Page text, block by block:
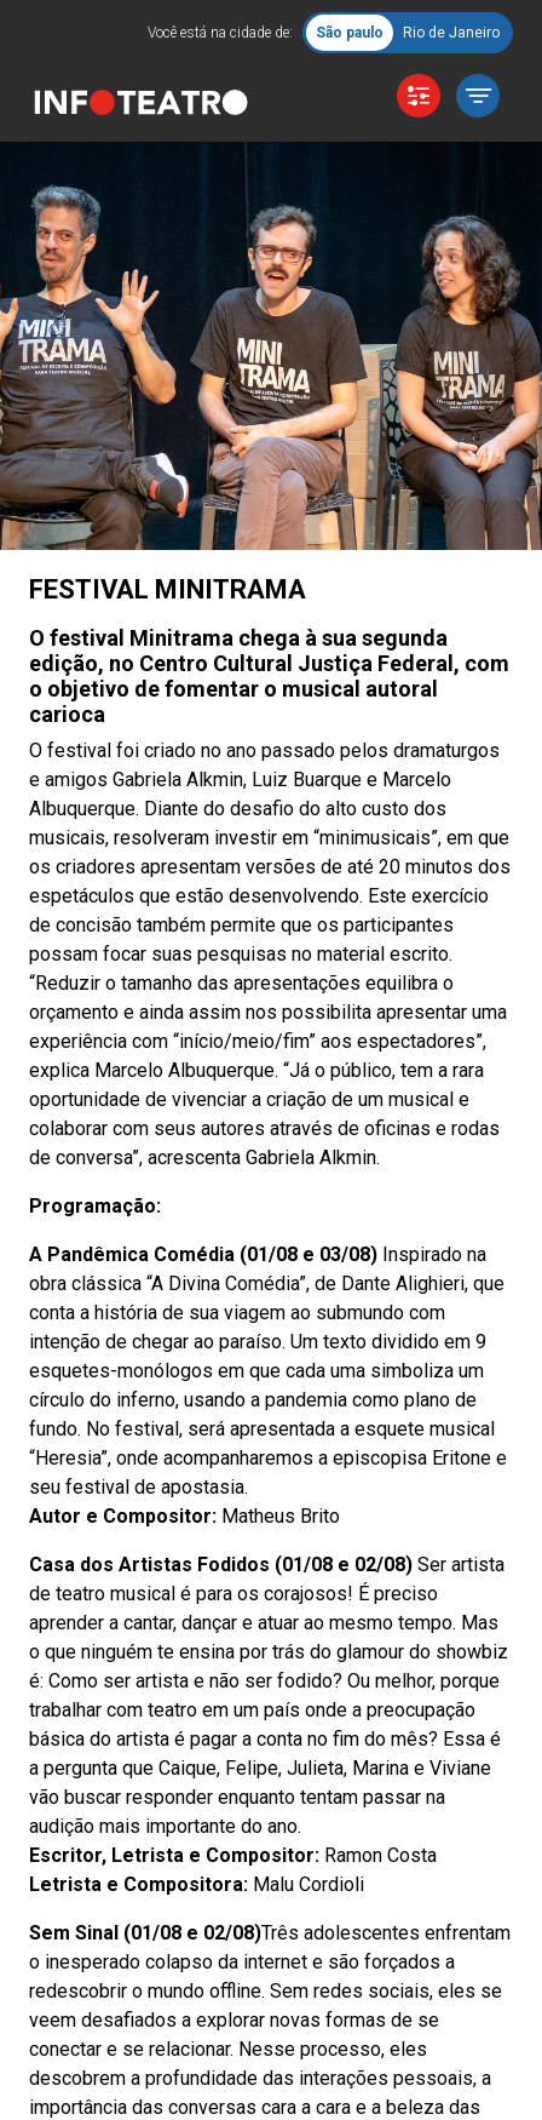
Você está na cidade de: São paulo Rio de Janeiro
FESTIVAL MINITRAMA
O festival Minitrama chega à sua segunda
edição, no Centro Cultural Justiça Federal, com
o objetivo de fomentar o musical autoral
carioca
O festival foi criado no ano passado pelos dramaturgos
e amigos Gabriela Alkmin, Luiz Buarque e Marcelo
Albuquerque. Diante do desafio do alto custo dos
musicais, resolveram investir em “minimusicais”, em que
os criadores apresentam versões de até 20 minutos dos
espetáculos que estão desenvolvendo. Este exercício
de concisão também permite que os participantes
possam focar suas pesquisas no material escrito.
“Reduzir o tamanho das apresentações equilibra o
orçamento e ainda assim nos possibilita apresentar uma
experiência com “início/meio/fim” aos espectadores”,
explica Marcelo Albuquerque. “Já o público, tem a rara
oportunidade de vivenciar a criação de um musical e
colaborar com seus autores através de oficinas e rodas
de conversa”, acrescenta Gabriela Alkmin.
Programação:
A Pandêmica Comédia (01/08 e 03/08) Inspirado na
obra clássica “A Divina Comédia”, de Dante Alighieri, que
conta a história de sua viagem ao submundo com
intenção de chegar ao paraíso. Um texto dividido em 9
esquetes-monólogos em que cada uma simboliza um
círculo do inferno, usando a pandemia como plano de
fundo. No festival, será apresentada a esquete musical
“Heresia”, onde acompanharemos a episcopisa Eritone e
seu festival de apostasia.
Autor e Compositor: Matheus Brito
Casa dos Artistas Fodidos (01/08 e 02/08) Ser artista
de teatro musical é para os corajosos! É preciso
aprender a cantar, dançar e atuar ao mesmo tempo. Mas
o que ninguém te ensina por trás do glamour do showbiz
é: Como ser artista e não ser fodido? Ou melhor, porque
trabalhar com teatro em um país onde a preocupação
básica do artista é pagar a conta no fim do mês? Essa é
a pergunta que Caique, Felipe, Julieta, Marina e Viviane
vão buscar responder enquanto tentam passar na
audição mais importante do ano.
Escritor, Letrista e Compositor: Ramon Costa
Letrista e Compositora: Malu Cordioli
Sem Sinal (01/08 e 02/08)Três adolescentes enfrentam
o inesperado colapso da internet e são forçados a
redescobrir o mundo offline. Sem redes sociais, eles se
veem desafiados a explorar novas formas de se
conectar e se relacionar. Nesse processo, eles
descobrem a profundidade das interações pessoais, a
importância das conversas cara a cara e a beleza das